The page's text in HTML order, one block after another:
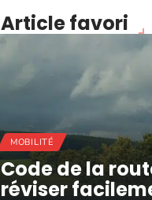
Article favori
MOBILITÉ
Code de la
réviser